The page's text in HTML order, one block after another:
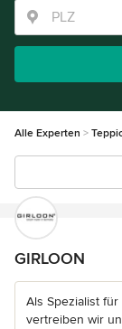
Alle Experten
GIRLOON
Als Spezialist
vertreiben wir